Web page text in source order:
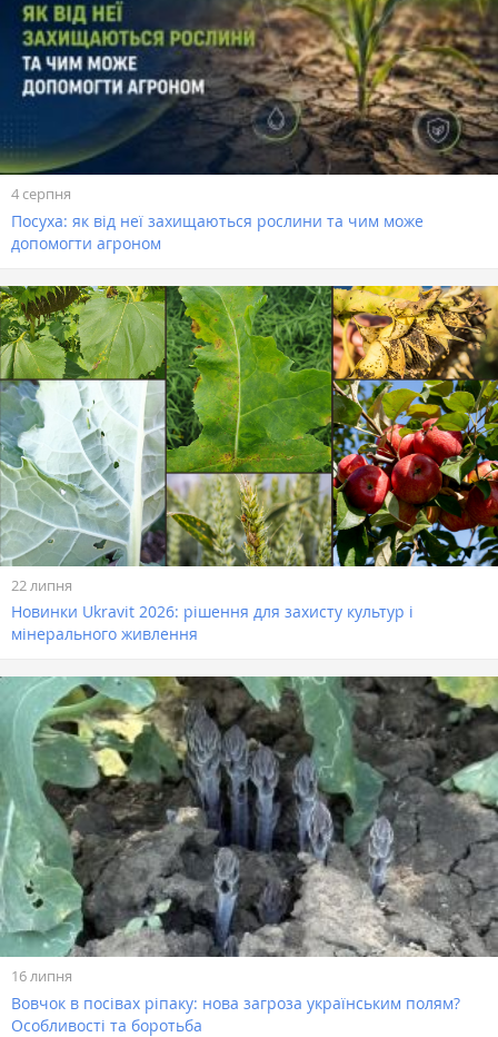
4 серпня
Посуха: як від неї захищаються рослини та чим може
допомогти агроном
22 липня
Новинки Ukravit 2026: рішення для захисту культур і
мінерального живлення
16 липня
Вовчок в посівах ріпаку: нова загроза українським полям?
Особливості та боротьба